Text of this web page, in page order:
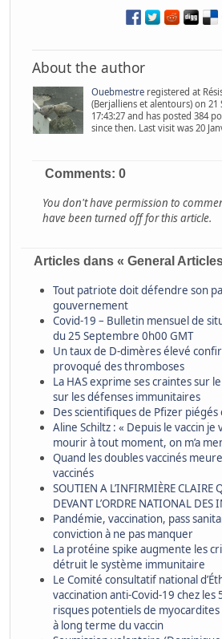
About the author
Ouebmestreregistered at
(Berjalliens et alentours) on 21
17:43:27 and has posted 384
since then. Last visit was 20
Comments: 0
You don't have permission to
have been turned off for this article.
Articles dans « General
Tout patriote doit défendre son
gouvernement
Covid-19 – Bulletin mensuel de
du 25 Septembre 0h00 GMT
Un taux de D-dimères élevé
provoqué des thromboses
La HAS exprime ses craintes sur
sur les défenses immunitaires
Des scientifiques de Pfizer piégés
Aline Schiltz : « Depuis le vaccin je
mourir à tout moment, on m’a
Quand les doubles vaccinés
vaccinés
SOUTIEN A L’INFIRMIÈRE CLAIRE
DEVANT L’ORDRE NATIONAL DES
Pandémie, vaccination, pass
conviction à ne pas manquer
La protéine spike augmente les
détruit le système immunitaire
Le Comité consultatif national
vaccination anti-Covid-19 chez les
risques potentiels de myocardites
à long terme du vaccin